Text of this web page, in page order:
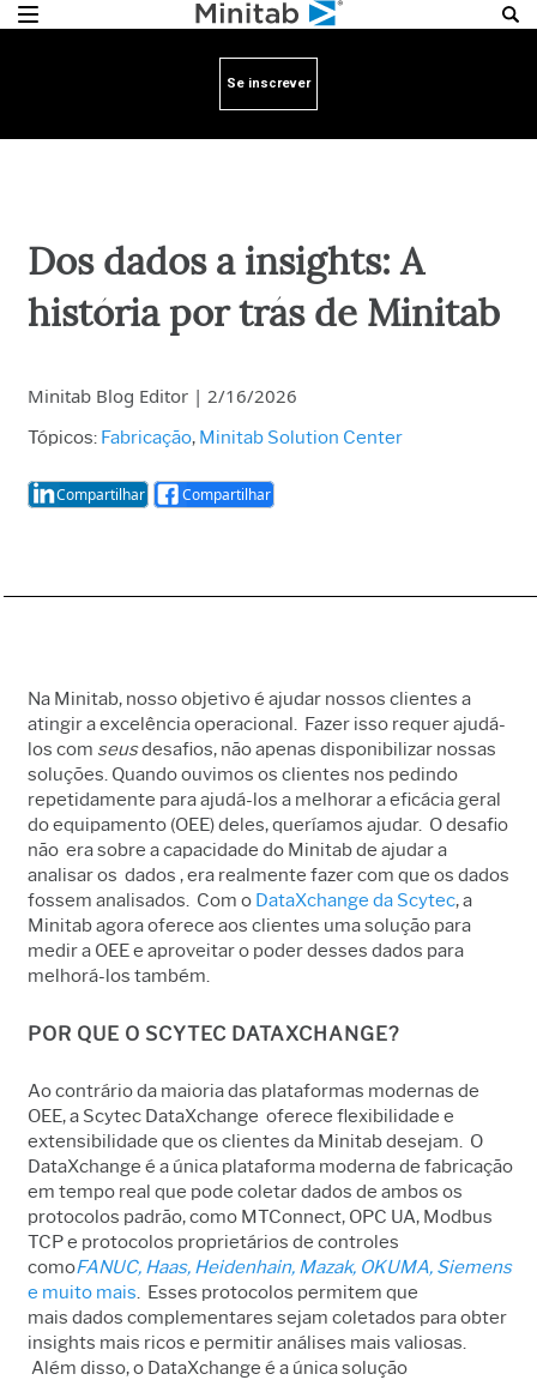
Se inscrever
Dos dados a insights: A
história por trás de Minitab
Minitab Blog Editor | 2/16/2026
Tópicos: Fabricação, Minitab Solution Center
Compartilhar Compartilhar
Na Minitab, nosso objetivo é ajudar nossos clientes a
atingir a excelência operacional. Fazer isso requer ajudá-
los com seusdesafios, não apenas disponibilizar nossas
soluções. Quando ouvimos os clientes nos pedindo
repetidamente para ajudá-los a melhorar a eficácia geral
do equipamento (OEE) deles, queríamos ajudar. O desafio
não era sobre a capacidade do Minitab de ajudar a
analisar os dados , era realmente fazer com que os dados
fossem analisados. Com o DataXchange da Scytec, a
Minitab agora oferece aos clientes uma solução para
medir a OEE e aproveitar o poder desses dados para
melhorá-los também.
POR QUE O SCYTEC DATAXCHANGE?
Ao contrário da maioria das plataformas modernas de
OEE, a Scytec DataXchange oferece flexibilidade e
extensibilidade que os clientes da Minitab desejam. O
DataXchange é a única plataforma moderna de fabricação
em tempo real que pode coletar dados de ambos os
protocolos padrão, como MTConnect, OPC UA, Modbus
TCP e protocolos proprietários de controles
comoFANUC, Haas, Heidenhain, Mazak, OKUMA, Siemens
e muito mais . Esses protocolos permitem que
mais dados complementares sejam coletados para obter
insights mais ricos e permitir análises mais valiosas.
Além disso, o DataXchange é a única solução